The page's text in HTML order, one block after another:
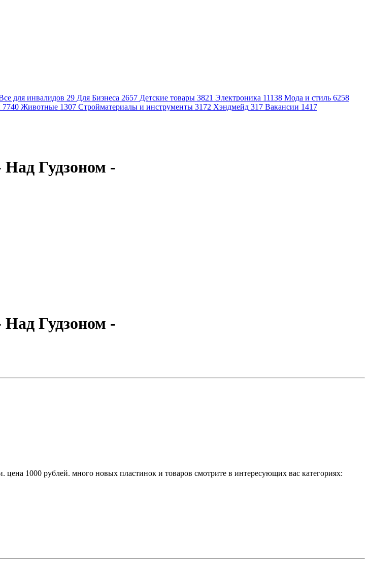
для инвалидов 29 Для Бизнеса 2657 Детские товары 3821 Электроника 11138 Мода и стиль 6258
7740 Животные 1307 Стройматериалы и инструменты 3172 Хэндмейд 317 Вакансии 1417
Гудзоном -
Гудзоном -
цена 1000 рублей. много новых пластинок и товаров смотрите в интересующих вас категориях: